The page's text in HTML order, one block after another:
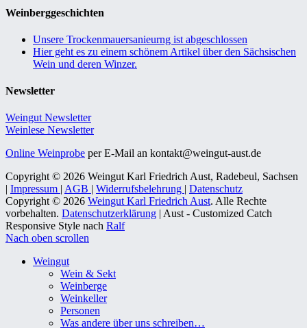
Weinberggeschichten
Unsere Trockenmauersanieurng ist abgeschlossen
Hier geht es zu einem schönem Artikel über den Sächsischen
Wein und deren Winzer.
Newsletter
Weingut Newsletter
Weinlese Newsletter
Online Weinprobe per E-Mail an kontakt@weingut-aust.de
Copyright © 2026 Weingut Karl Friedrich Aust, Radebeul, Sachsen
| Impressum | AGB | Widerrufsbelehrung | Datenschutz
Copyright © 2026 Weingut Karl Friedrich Aust. Alle Rechte
vorbehalten. Datenschutzerklärung | Aust - Customized Catch
Responsive Style nach Ralf
Nach oben scrollen
Weingut
Wein & Sekt
Weinberge
Weinkeller
Personen
Was andere über uns schreiben…